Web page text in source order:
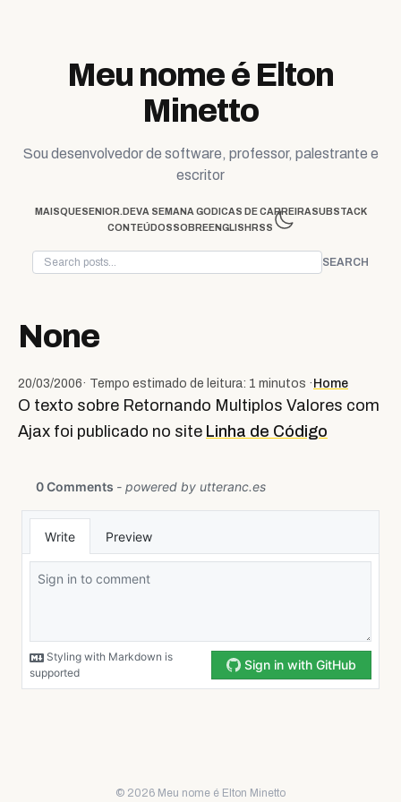
Meu nome é Elton
Minetto
Sou desenvolvedor de software, professor, palestrante e
escritor
MAISQUESENIOR.DEVA SEMANA GO DICAS DE CARREIRASUBSTACK
CONTEÚDOSSOBREENGLISH RSS
SEARCH
None
20/03/2006· Tempo estimado de leitura: 1 minutos · Home
O texto sobre Retornando Multiplos Valores com
Ajax foi publicado no site Linha de Código
© 2026 Meu nome é Elton Minetto